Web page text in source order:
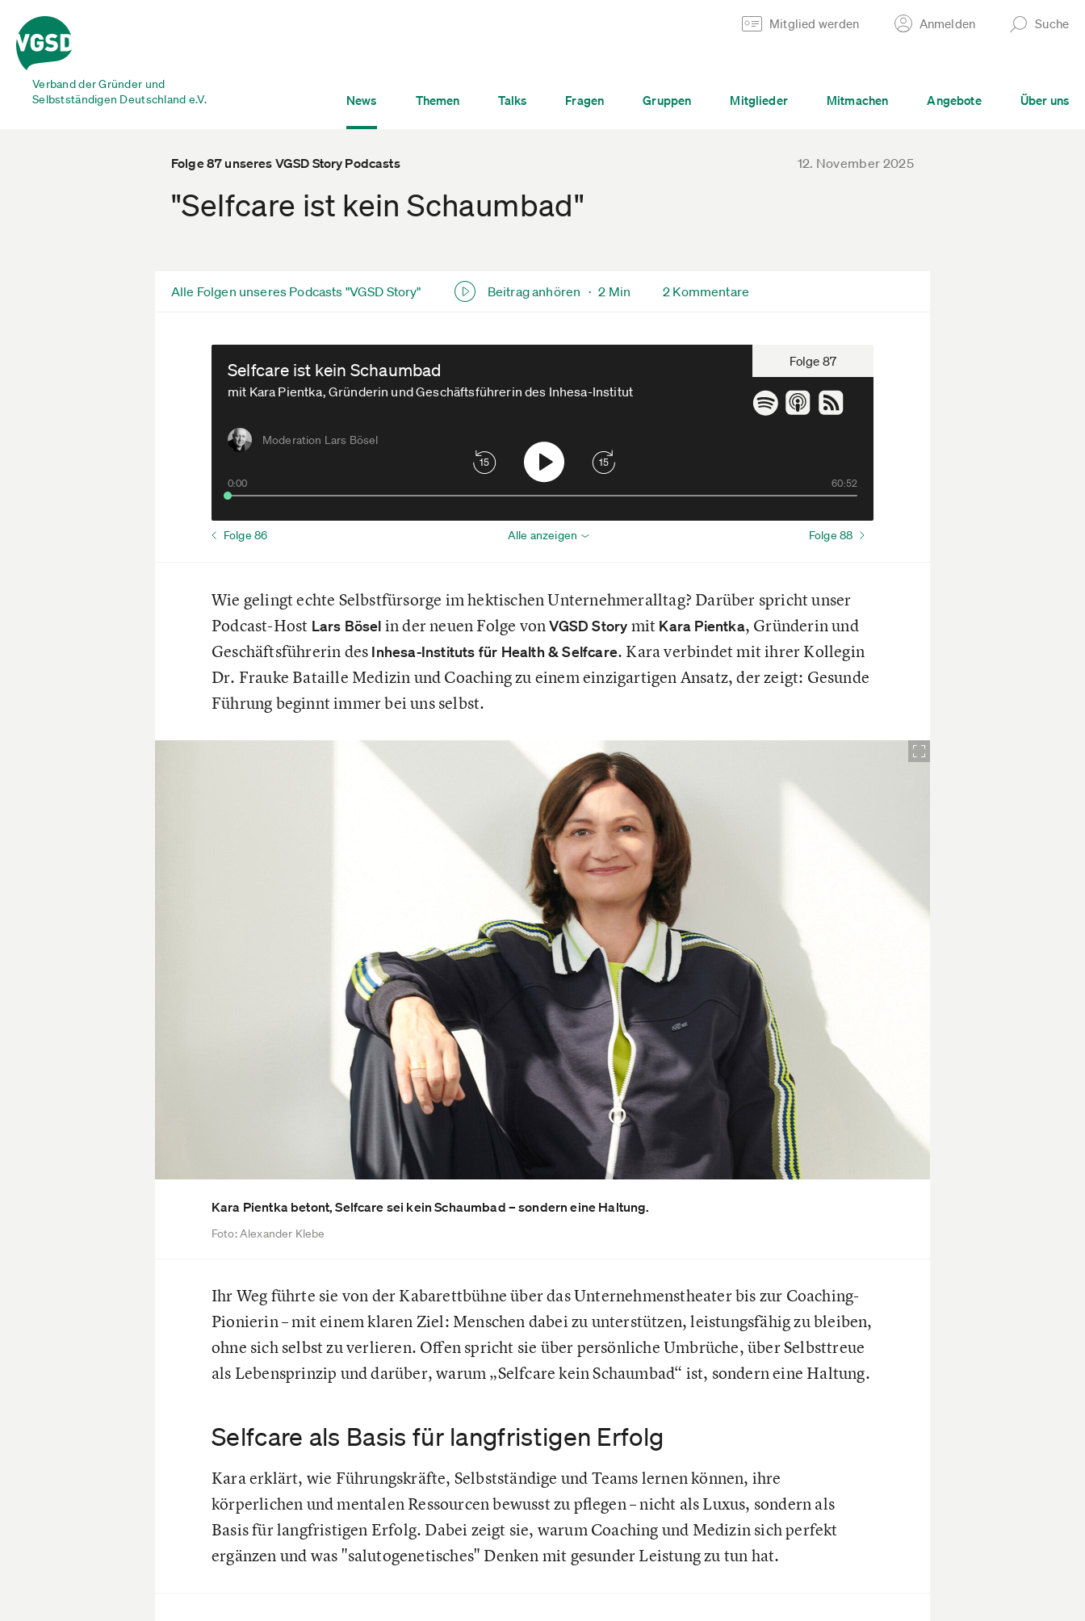
Verband der Gründer und
Selbstständigen Deutschland e.V.
Mitglied werden Anmelden Suche
News Themen Talks Fragen Gruppen Mitglieder Mitmachen Angebote Über uns
Folge 87 unseres VGSD Story Podcasts
"Selfcare ist kein Schaumbad"
12. November 2025
Alle Folgen unseres Podcasts "VGSD Story" Beitrag anhören ·2 Min 2 Kommentare
Selfcare ist kein Schaumbad
mit Kara Pientka, Gründerin und Geschäftsführerin des Inhesa-Institut
Folge 87
Moderation Lars Bösel
15
15
0:00
60:52
Folge 86 Alle anzeigen Folge 88
Wie gelingt echte Selbstfürsorge im hektischen Unternehmeralltag? Darüber spricht unser
Podcast-Host Lars Bösel in der neuen Folge vonVGSD Story mit Kara Pientka, Gründerin und
Geschäftsführerin des Inhesa-Instituts für Health & Selfcare. Kara verbindet mit ihrer Kollegin
Dr. Frauke Bataille Medizin und Coaching zu einem einzigartigen Ansatz, der zeigt: Gesunde
Führung beginnt immer bei uns selbst.
Kara Pientka betont, Selfcare sei kein Schaumbad – sondern eine Haltung.
Foto: Alexander Klebe
Ihr Weg führte sie von der Kabarettbühne über das Unternehmenstheater bis zur Coaching-
Pionierin – mit einem klaren Ziel: Menschen dabei zu unterstützen, leistungsfähig zu bleiben,
ohne sich selbst zu verlieren. Offen spricht sie über persönliche Umbrüche, über Selbsttreue
als Lebensprinzip und darüber, warum „Selfcare kein Schaumbad“ ist, sondern eine Haltung.
Selfcare als Basis für langfristigen Erfolg
Kara erklärt, wie Führungskräfte, Selbstständige und Teams lernen können, ihre
körperlichen und mentalen Ressourcen bewusst zu pflegen – nicht als Luxus, sondern als
Basis für langfristigen Erfolg. Dabei zeigt sie, warum Coaching und Medizin sich perfekt
ergänzen und was "salutogenetisches" Denken mit gesunder Leistung zu tun hat.